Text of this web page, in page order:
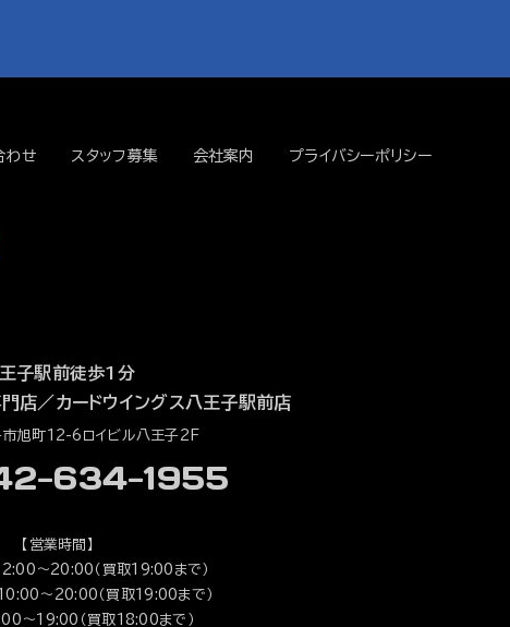
わせ スタッフ募集 会社案内 プライバシーポリシー
子駅前徒歩1分
門店／カードウイングス八王子駅前店
市旭町12-6ロイビル八王子2F
634-1955
【営業時間】
～20:00（買取19:00まで）
～20:00（買取19:00まで）
～19:00（買取18:00まで）